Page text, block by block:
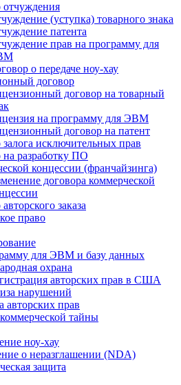
отчуждения
(уступка) товарного знака
патента
прав на программу для
о передаче ноу-хау
договор
договор на товарный
на программу для ЭВМ
договор на патент
залога исключительных прав
на разработку ПО
концессии (франчайзинга)
договора коммерческой
заказа
право
для ЭВМ и базу данных
охрана
авторских прав в США
нарушений
авторских прав
тайны
ноу-хау
о неразглашении (NDA)
защита